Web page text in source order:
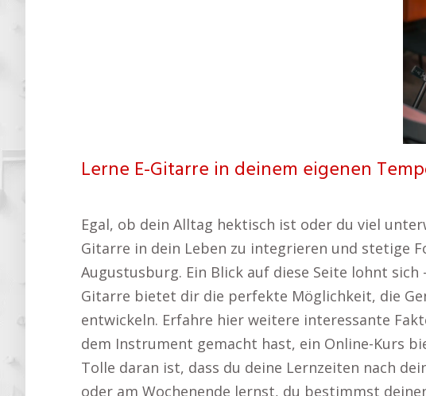
Lerne E-Gitarre in deinem eigenen
Egal, ob dein Alltag hektisch ist oder du viel
Gitarre in dein Leben zu integrieren und stetige
Augustusburg. Ein Blick auf diese Seite lohnt
Gitarre bietet dir die perfekte Möglichkeit, die
entwickeln. Erfahre hier weitere interessante
dem Instrument gemacht hast, ein Online-Kurs
Tolle daran ist, dass du deine Lernzeiten nach
oder am Wochenende lernst, du bestimmst